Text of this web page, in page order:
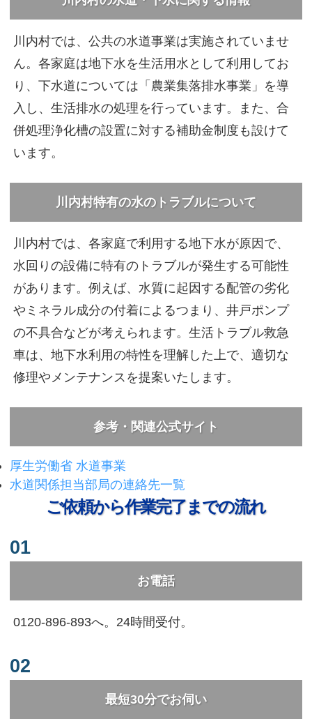
川内村では、公共の水道事業は実施されていませ
ん。各家庭は地下水を生活用水として利用してお
り、下水道については「農業集落排水事業」を導
入し、生活排水の処理を行っています。また、合
併処理浄化槽の設置に対する補助金制度も設けて
います。
川内村特有の水のトラブルについて
川内村では、各家庭で利用する地下水が原因で、
水回りの設備に特有のトラブルが発生する可能性
があります。例えば、水質に起因する配管の劣化
やミネラル成分の付着によるつまり、井戸ポンプ
の不具合などが考えられます。生活トラブル救急
車は、地下水利用の特性を理解した上で、適切な
修理やメンテナンスを提案いたします。
参考・関連公式サイト
厚生労働省 水道事業
水道関係担当部局の連絡先一覧
ご依頼から作業完了までの流れ
01
お電話
0120-896-893へ。24時間受付。
02
最短30分でお伺い